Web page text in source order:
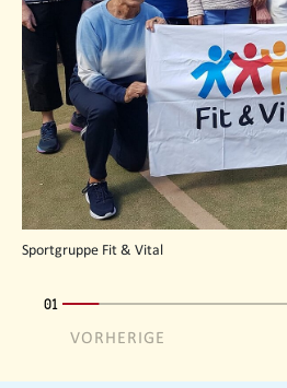
Sportgruppe Fit & Vital
01
VORHERIGE